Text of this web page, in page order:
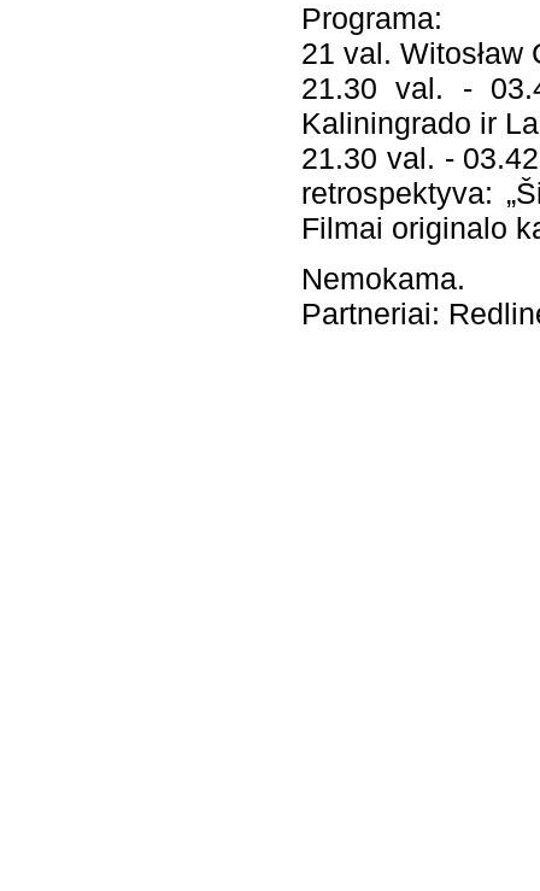
Programa:
21 val.
21.30 val. -
Kaliningrado ir
21.30 val. -
retrospektyva:
Filmai originalo
Nemokama.
Partneriai: